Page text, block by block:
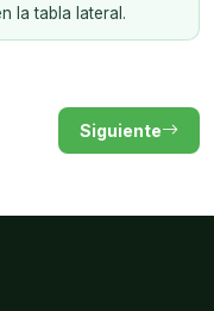
la tabla lateral.
Siguiente